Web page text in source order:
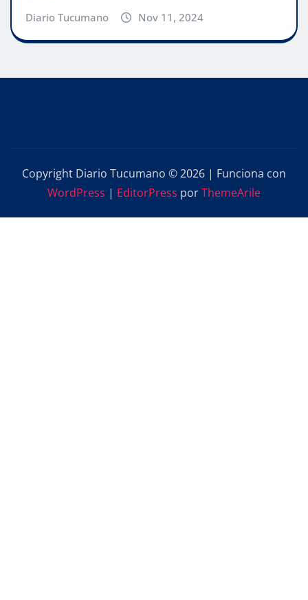
Diario Tucumano Nov 11, 2024
Copyright Diario Tucumano © 2026 | Funciona con
WordPress | EditorPress porThemeArile